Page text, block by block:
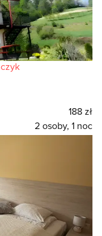
188 zł
2 osoby, 1 noc